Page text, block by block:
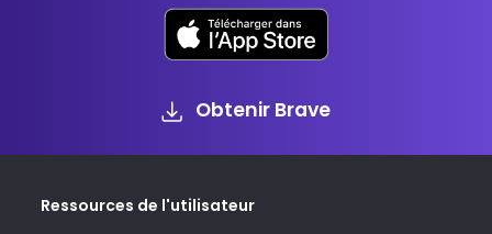
Obtenir Brave
Ressources de l'utilisateur